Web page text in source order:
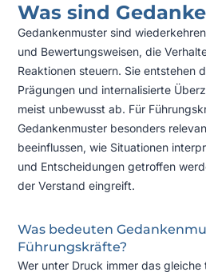
Was sind
Gedankenmuster sind
und Bewertungsweisen, die
Reaktionen steuern. Sie entstehen
Prägungen und internalisierte
meist unbewusst ab. Für
Gedankenmuster besonders
beeinflussen, wie Situationen
und Entscheidungen getroffen
der Verstand eingreift.
Was bedeuten
Führungskräfte?
Wer unter Druck immer das gleiche